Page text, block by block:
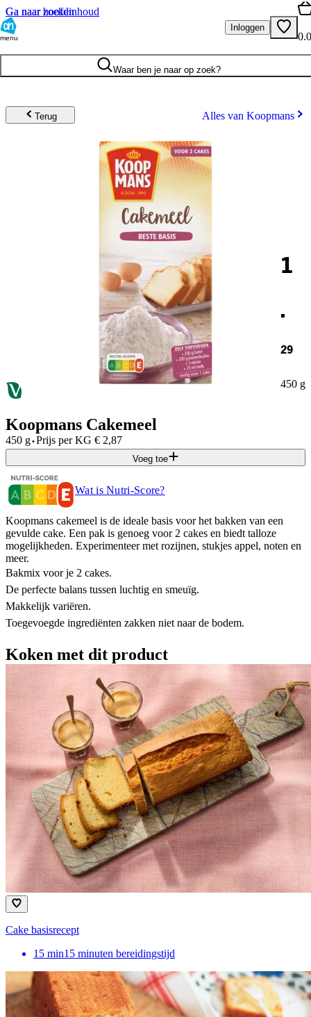
Ga naar hoofdinhoud
Ga naar zoeken
menu
Inloggen
Waar ben je naar op zoek?
Terug Alles van Koopmans
1
.
29
450 g
Koopmans Cakemeel
450 g·Prijs per KG € 2,87
Voeg toe
Wat is Nutri-Score?
Koopmans cakemeel is de ideale basis voor het bakken van een
gevulde cake. Een pak is genoeg voor 2 cakes en biedt talloze
mogelijkheden. Experimenteer met rozijnen, stukjes appel, noten en
meer.
Bakmix voor je 2 cakes.
De perfecte balans tussen luchtig en smeuïg.
Makkelijk variëren.
Toegevoegde ingrediënten zakken niet naar de bodem.
Koken met dit product
Cake basisrecept
15 min15 minuten bereidingstijd